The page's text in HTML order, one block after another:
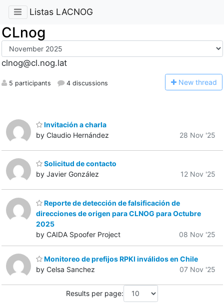
Listas LACNOG
CLnog
clnog@cl.nog.lat
5 participants 4 discussions New thread
Invitación a charla
by Claudio Hernández
28 Nov '25
Solicitud de contacto
by Javier González
12 Nov '25
Reporte de detección de falsificación de
direcciones de origen para CLNOG para Octubre
2025
by CAIDA Spoofer Project
08 Nov '25
Monitoreo de prefijos RPKI inválidos en Chile
by Celsa Sanchez
07 Nov '25
Results per page: